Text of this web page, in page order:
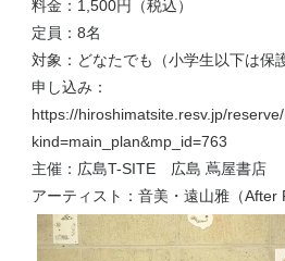
料金：1,500円（税込）
定員：8名
対象：どなたでも（小学生以下は保
申し込み：
https://hiroshimatsite.resv.jp/
kind=main_plan&mp_id=763
主催：広島T-SITE 広島 蔦屋書店
アーティスト：音美・遠山雅（After